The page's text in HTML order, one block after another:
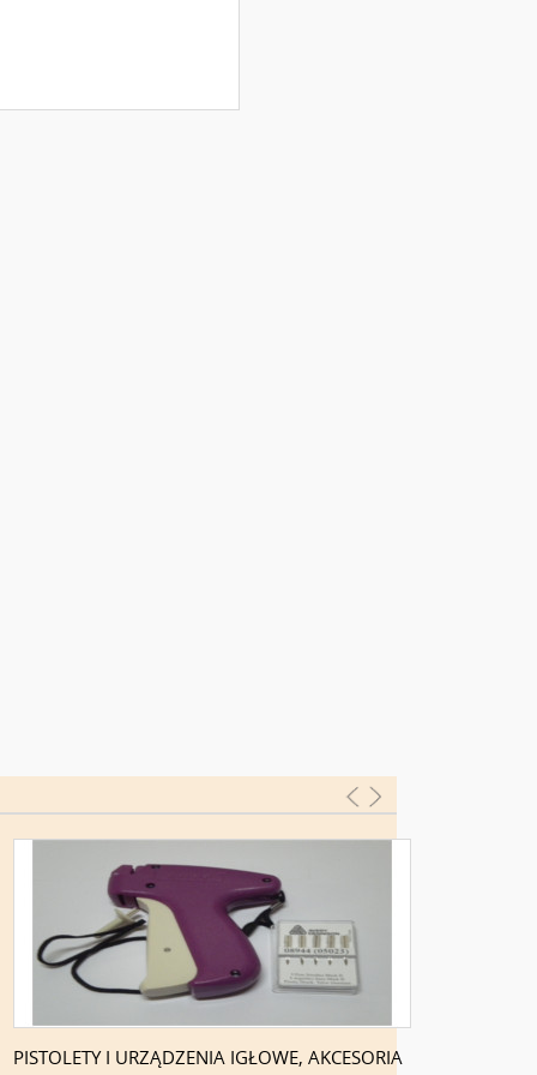
PISTOLETY I URZĄDZENIA IGŁOWE, AKCESORIA